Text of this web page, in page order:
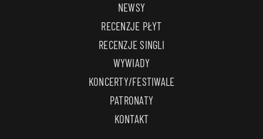
NEWSY
RECENZJE PŁYT
RECENZJE SINGLI
WYWIADY
KONCERTY/FESTIWALE
PATRONATY
KONTAKT